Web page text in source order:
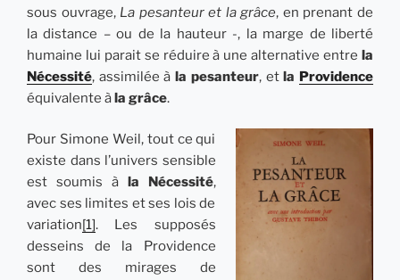
sous ouvrage, La pesanteur et la grâce, en prenant de
la distance – ou de la hauteur -, la marge de liberté
humaine lui parait se réduire à une alternative entre la
Nécessité, assimilée àla pesanteur, etla Providence
équivalente àla grâce.
Pour Simone Weil, tout ce qui
existe dans l’univers sensible
est soumis à la Nécessité,
avec ses limites et ses lois de
variation[1]. Les supposés
desseins de la Providence
sont des mirages de